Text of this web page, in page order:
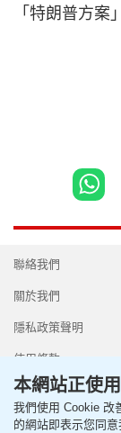
「特朗普方案
聯絡我們
關於我們
隱私政策聲明
使用條款
Copyright © 2026
本網站正使
我們使用 Cookie 改
的網站即表示您同